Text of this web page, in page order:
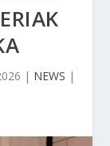
| NEWS |